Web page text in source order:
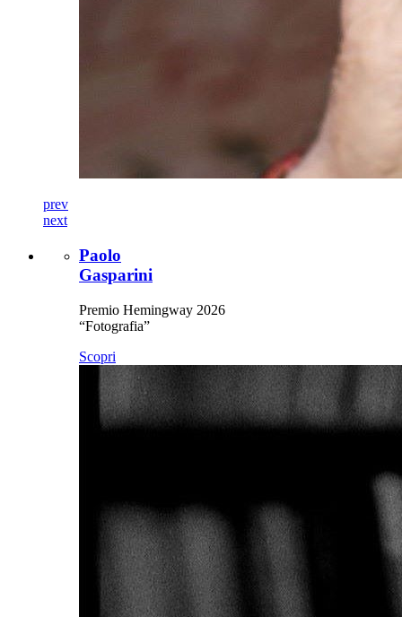
prev
next
Paolo
Gasparini
Premio Hemingway 2026
“Fotografia”
Scopri